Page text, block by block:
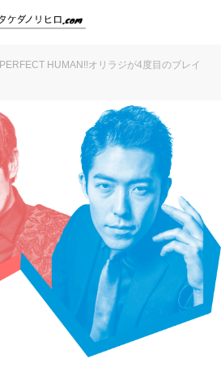
PERFECT HUMAN!!オリラジが4度目のブレイ